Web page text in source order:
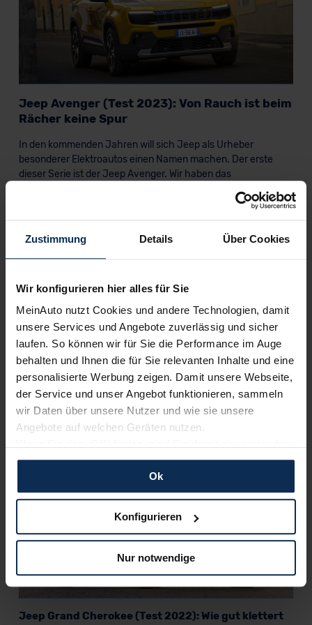
Zustimmung Details Über Cookies
Wir konfigurieren hier alles für Sie
MeinAuto nutzt Cookies und andere Technologien, damit
unsere Services und Angebote zuverlässig und sicher
laufen. So können wir für Sie die Performance im Auge
behalten und Ihnen die für Sie relevanten Inhalte und eine
personalisierte Werbung zeigen. Damit unsere Webseite,
der Service und unser Angebot funktionieren, sammeln
wir Daten über unsere Nutzer und wie sie unsere
Angebote auf welchen Geräten nutzen.
und erlauben uns Cookies für unseren Service zu
verwenden und diese Daten an Dritte weiterzugeben,
etwa an unsere Marketingpartner. Falls Sie dem nicht
zustimmen möchten, beschränken wir uns auf die
dann nicht auf Sie zuschneiden und Sie somit nicht
perfekt auf dem Weg zu Ihrem Neuwagen unterstützen.
Sie können die Einstellungen jederzeit anpassen oder
Ok
Konfigurieren
Nur notwendige
Jeep Avenger (Test 2023): Von Rauch ist beim
Rächer keine Spur
In den kommenden Jahren will sich Jeep als Urheber
besonderer Elektroautos einen Namen machen. Der erste
dieser Serie ist der Jeep Avenger. Wir haben das
Artikel lesen
Land Rover Defender oder Jeep Wrangler (Test
2022): Welche Legende fährt sicherer im Gelände?
Jeep Grand Cherokee (Test 2022): Wie gut klettert